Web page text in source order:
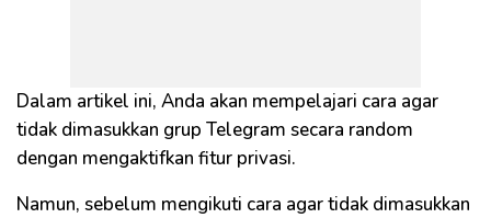
Dalam artikel ini, Anda akan mempelajari cara agar
tidak dimasukkan grup Telegram secara random
dengan mengaktifkan fitur privasi.
Namun, sebelum mengikuti cara agar tidak dimasukkan